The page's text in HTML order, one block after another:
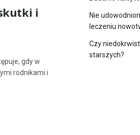
i
gdy w
rodnikami i
Nie
leczeniu
Czy
starszych?